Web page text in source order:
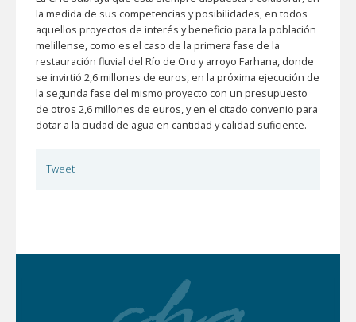
la medida de sus competencias y posibilidades, en todos
aquellos proyectos de interés y beneficio para la población
melillense, como es el caso de la primera fase de la
restauración fluvial del Río de Oro y arroyo Farhana, donde
se invirtió 2,6 millones de euros, en la próxima ejecución de
la segunda fase del mismo proyecto con un presupuesto
de otros 2,6 millones de euros, y en el citado convenio para
dotar a la ciudad de agua en cantidad y calidad suficiente.
Tweet